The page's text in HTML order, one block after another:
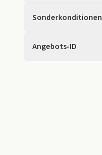
Sonderkonditionen
Angebots-ID